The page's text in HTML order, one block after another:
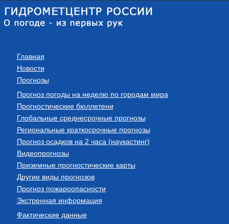
Главная
Новости
Прогнозы
Прогноз погоды на неделю по городам мира
Прогностические бюллетени
Глобальные среднесрочные прогнозы
Региональные краткосрочные прогнозы
Прогноз осадков на 2 часа (наукастинг)
Видеопрогнозы
Приземные прогностические карты
Другие виды прогнозов
Прогноз пожароопасности
Экстренная информация
Фактические данные